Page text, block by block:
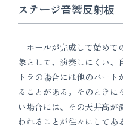
ステージ音響反射板
ホールが完成して始めて
象として、演奏しにくい、
トラの場合には他のパー
ることがある。そのときに
い場合には、その天井高
われることが往々にしてあ